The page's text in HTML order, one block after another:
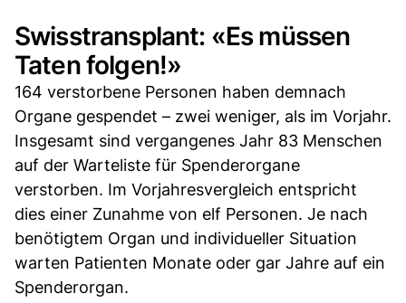
Swisstransplant: «Es müssen
Taten folgen!»
164 verstorbene Personen haben demnach
Organe gespendet – zwei weniger, als im Vorjahr.
Insgesamt sind vergangenes Jahr 83 Menschen
auf der Warteliste für Spenderorgane
verstorben. Im Vorjahresvergleich entspricht
dies einer Zunahme von elf Personen. Je nach
benötigtem Organ und individueller Situation
warten Patienten Monate oder gar Jahre auf ein
Spenderorgan.